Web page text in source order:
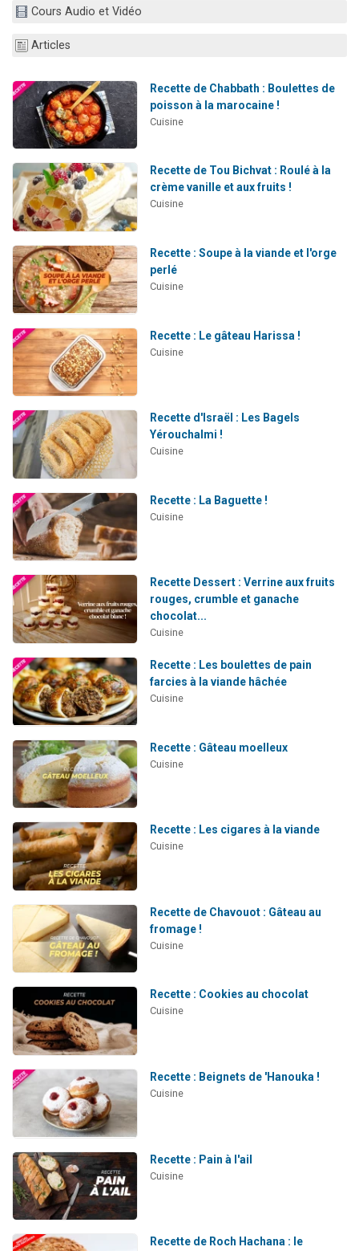
Il reste 49 places pour étudier en groupe sur Zoom
Eva vient de donner son Maasser
Cours Audio et Vidéo
Articles
Recette de Chabbath : Boulettes de
poisson à la marocaine !
Cuisine
Recette de Tou Bichvat : Roulé à la
crème vanille et aux fruits !
Cuisine
Recette : Soupe à la viande et l'orge
perlé
Cuisine
Recette : Le gâteau Harissa !
Cuisine
Recette d'Israël : Les Bagels
Yérouchalmi !
Cuisine
Recette : La Baguette !
Cuisine
Recette Dessert : Verrine aux fruits
rouges, crumble et ganache
chocolat...
Cuisine
Recette : Les boulettes de pain
farcies à la viande hâchée
Cuisine
Recette : Gâteau moelleux
Cuisine
Recette : Les cigares à la viande
Cuisine
Recette de Chavouot : Gâteau au
fromage !
Cuisine
Recette : Cookies au chocolat
Cuisine
Recette : Beignets de 'Hanouka !
Cuisine
Recette : Pain à l'ail
Cuisine
Recette de Roch Hachana : le